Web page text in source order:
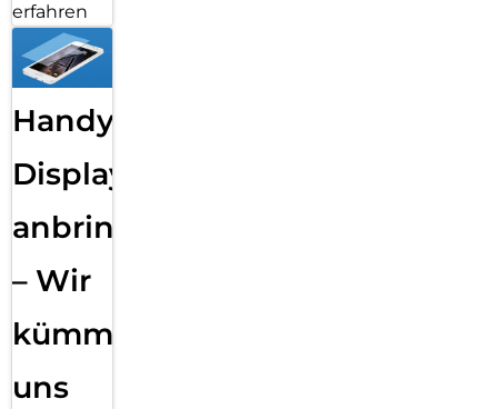
erfahren
Handy
Displayfolie
anbringen
– Wir
kümmern
uns